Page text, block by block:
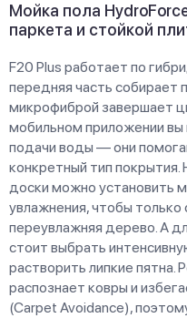
Мойка пола
паркета и стойкой
F20 Plus работает по
передняя часть собирает
микрофиброй завершает
мобильном приложении вы
подачи воды — они
конкретный тип
доски можно установить
увлажнения, чтобы только
переувлажняя дерево. А
стоит выбрать
растворить липкие пятна.
распознает ковры и
(Carpet Avoidance),